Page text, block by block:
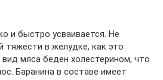
и быстро усваивается. Не
тяжести в желудке, как это
мяса беден холестерином, что
Баранина в составе имеет